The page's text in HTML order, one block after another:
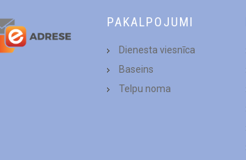
PAKALPOJUMI
Dienesta viesnīca
Baseins
Telpu noma